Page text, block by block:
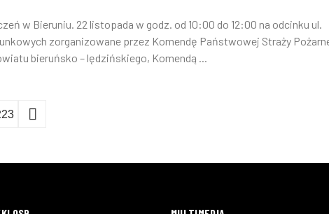
w Bieruniu. 22 listopada w godz. od 10:00 do 12:00 na odcinku ul.
zorganizowane przez Komendę Państwowej Straży
bieruńsko – lędzińskiego, Komendą ...